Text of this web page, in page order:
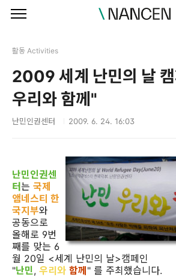
활동 Activities
2009 세계 난민의 날
우리와 함께"
난민인권센터 2009. 6. 24. 16:03
난민인권센
터 는 국제
앰네스티 한
국지부와
공동으로
올해로 9번
째를 맞는 6
월 20일 <세계 난민의 날>캠페인
"난민, 우리와 함께 " 를 주최했습니다.